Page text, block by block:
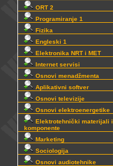
ORT 2
Programiranje 1
Fizika
Engleski 1
Elektronika NRT i MET
Internet servisi
Osnovi menadžmenta
Aplikativni softver
Osnovi televizije
Osnovi elektroenergetike
Elektrotehnički materijali i
komponente
Marketing
Sociologija
Osnovi audiotehnike